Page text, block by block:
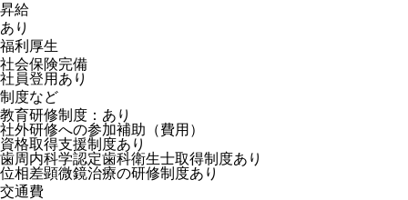
昇給
あり
福利厚生
社会保険完備
社員登用あり
制度など
教育研修制度：あり
社外研修への参加補助（費用）
資格取得支援制度あり
歯周内科学認定歯科衛生士取得制度あり
位相差顕微鏡治療の研修制度あり
交通費